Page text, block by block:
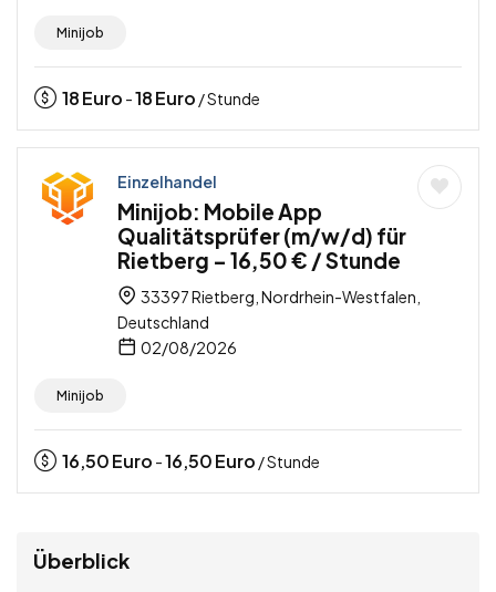
Minijob
18Euro -18Euro / Stunde
Einzelhandel
Minijob: Mobile App
Qualitätsprüfer (m/w/d) für
Rietberg – 16,50 € / Stunde
33397 Rietberg, Nordrhein-Westfalen,
Deutschland
02/08/2026
Minijob
16,50Euro -16,50Euro / Stunde
Überblick